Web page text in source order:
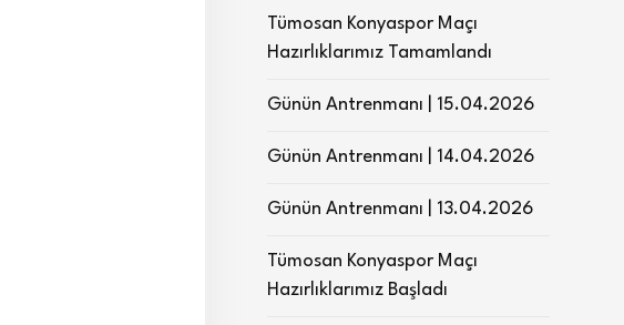
Tümosan Konyaspor Maçı
Hazırlıklarımız Tamamlandı
Günün Antrenmanı | 15.04.2026
Günün Antrenmanı | 14.04.2026
Günün Antrenmanı | 13.04.2026
Tümosan Konyaspor Maçı
Hazırlıklarımız Başladı